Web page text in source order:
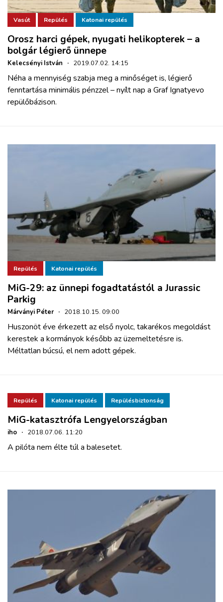
Vasút Repülés Katonai repülés
Orosz harci gépek, nyugati helikopterek – a
bolgár légierő ünnepe
Kelecsényi István · 2019.07.02. 14:15
Néha a mennyiség szabja meg a minőséget is, légierő
fenntartása minimális pénzzel – nyílt nap a Graf Ignatyevo
repülőbázison.
Repülés Katonai repülés
MiG-29: az ünnepi fogadtatástól a Jurassic
Parkig
Márványi Péter · 2018.10.15. 09:00
Huszonöt éve érkezett az első nyolc, takarékos megoldást
kerestek a kormányok később az üzemeltetésre is.
Méltatlan búcsú, el nem adott gépek.
Repülés Katonai repülés Repülésbiztonság
MiG-katasztrófa Lengyelországban
iho · 2018.07.06. 11:20
A pilóta nem élte túl a balesetet.